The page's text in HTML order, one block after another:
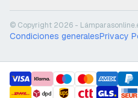
© Copyright 2026 -
Condiciones generalesPrivacy
payment methods